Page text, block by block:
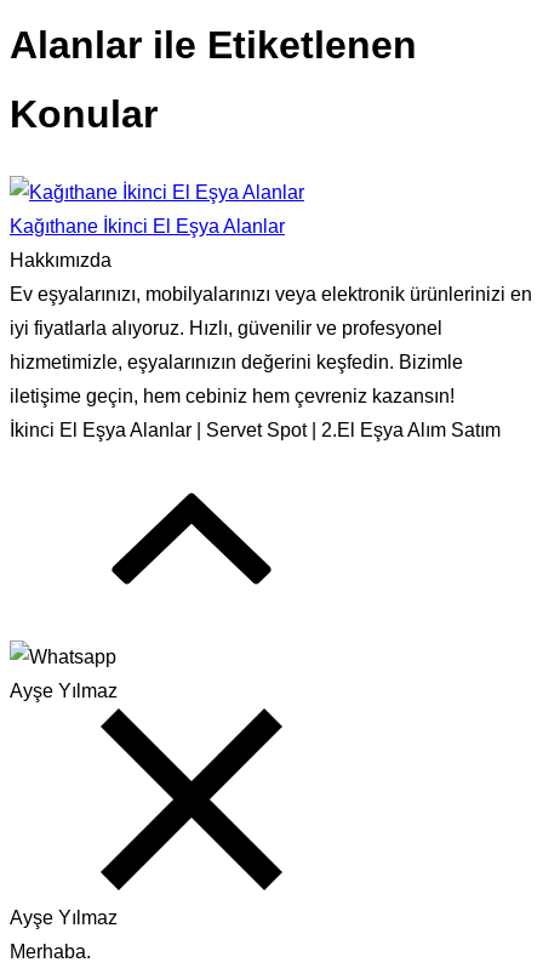
Alanlar ile Etiketlenen
Konular
Kağıthane İkinci El Eşya Alanlar
Hakkımızda
Ev eşyalarınızı, mobilyalarınızı veya elektronik ürünlerinizi en
iyi fiyatlarla alıyoruz. Hızlı, güvenilir ve profesyonel
hizmetimizle, eşyalarınızın değerini keşfedin. Bizimle
iletişime geçin, hem cebiniz hem çevreniz kazansın!
İkinci El Eşya Alanlar | Servet Spot | 2.El Eşya Alım Satım
Ayşe Yılmaz
Ayşe Yılmaz
Merhaba.